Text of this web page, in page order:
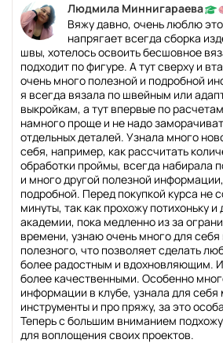
Людмила Миннигараева
Вяжу давно, очень люблю
напрягает всегда сборка
швы, хотелось освоить бесшовное
подходит по фигуре. А тут сверху и
очень много полезной и подробной
я всегда вязала по швейным или
выкройкам, а тут впервые по
намного проще и не надо
отдельных деталей. Узнала много
себя, например, как рассчитать
обработки проймы, всегда набирала
и много другой полезной
подробной. Перед покупкой курса не
минуты, так как прохожу потихоньку и
академии, пока медленно из за
времени, узнаю очень много для себя
полезного, что позволяет сделать
более радостным и вдохновляющим.
более качественными. Особенно
информации в клубе, узнала для себя
инструменты и про пряжу, за это
Теперь с большим вниманием
для воплощения своих проектов.